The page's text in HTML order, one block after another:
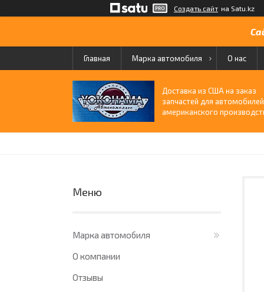
Создать сайт на Satu.kz
Главная Марка автомобиля О нас
Доставка из США на заказ
запчастей для автомобилей
американского
Марка автомобиля
О компании
Отзывы